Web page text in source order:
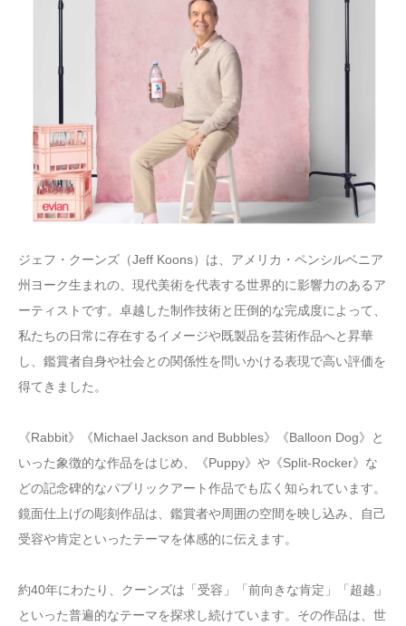
ジェフ・クーンズ（Jeff Koons）は、アメリカ・ペンシルベニア
州ヨーク生まれの、現代美術を代表する世界的に影響力のあるア
ーティストです。卓越した制作技術と圧倒的な完成度によって、
私たちの日常に存在するイメージや既製品を芸術作品へと昇華
し、鑑賞者自身や社会との関係性を問いかける表現で高い評価を
得てきました。
《Rabbit》《Michael Jackson and Bubbles》《Balloon Dog》と
いった象徴的な作品をはじめ、《Puppy》や《Split‑Rocker》な
どの記念碑的なパブリックアート作品でも広く知られています。
鏡面仕上げの彫刻作品は、鑑賞者や周囲の空間を映し込み、自己
受容や肯定といったテーマを体感的に伝えます。
約40年にわたり、クーンズは「受容」「前向きな肯定」「超越」
といった普遍的なテーマを探求し続けています。その作品は、世